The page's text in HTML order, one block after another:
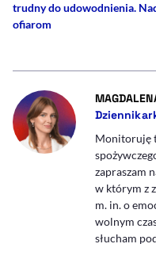
trudny do udowodnienia.
ofiarom
Monitoruję
zapraszam
w którym z
m. in. o
wolnym
słucham